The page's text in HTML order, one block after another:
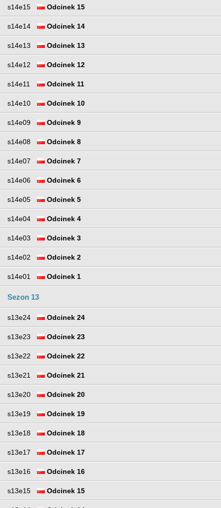
s14e15 Odcinek 15
s14e14 Odcinek 14
s14e13 Odcinek 13
s14e12 Odcinek 12
s14e11 Odcinek 11
s14e10 Odcinek 10
s14e09 Odcinek 9
s14e08 Odcinek 8
s14e07 Odcinek 7
s14e06 Odcinek 6
s14e05 Odcinek 5
s14e04 Odcinek 4
s14e03 Odcinek 3
s14e02 Odcinek 2
s14e01 Odcinek 1
Sezon 13
s13e24 Odcinek 24
s13e23 Odcinek 23
s13e22 Odcinek 22
s13e21 Odcinek 21
s13e20 Odcinek 20
s13e19 Odcinek 19
s13e18 Odcinek 18
s13e17 Odcinek 17
s13e16 Odcinek 16
s13e15 Odcinek 15